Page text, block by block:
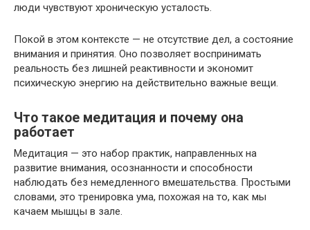
люди чувствуют хроническую усталость.
Покой в этом контексте — не отсутствие дел, а состояние
внимания и принятия. Оно позволяет воспринимать
реальность без лишней реактивности и экономит
психическую энергию на действительно важные вещи.
Что такое медитация и почему она
работает
Медитация — это набор практик, направленных на
развитие внимания, осознанности и способности
наблюдать без немедленного вмешательства. Простыми
словами, это тренировка ума, похожая на то, как мы
качаем мышцы в зале.